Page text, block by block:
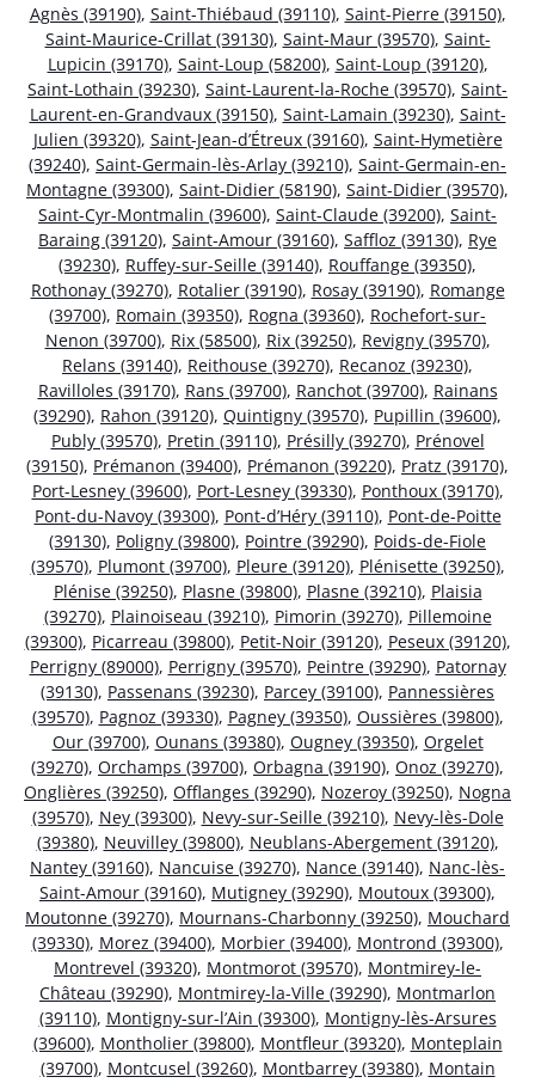
Agnès (39190), Saint-Thiébaud (39110), Saint-Pierre (39150),
Saint-Maurice-Crillat (39130), Saint-Maur (39570), Saint-
Lupicin (39170), Saint-Loup (58200), Saint-Loup (39120),
Saint-Lothain (39230), Saint-Laurent-la-Roche (39570), Saint-
Laurent-en-Grandvaux (39150), Saint-Lamain (39230), Saint-
Julien (39320), Saint-Jean-d’Étreux (39160), Saint-Hymetière
(39240), Saint-Germain-lès-Arlay (39210), Saint-Germain-en-
Montagne (39300), Saint-Didier (58190), Saint-Didier (39570),
Saint-Cyr-Montmalin (39600), Saint-Claude (39200), Saint-
Baraing (39120), Saint-Amour (39160), Saffloz (39130), Rye
(39230), Ruffey-sur-Seille (39140), Rouffange (39350),
Rothonay (39270), Rotalier (39190), Rosay (39190), Romange
(39700), Romain (39350), Rogna (39360), Rochefort-sur-
Nenon (39700), Rix (58500), Rix (39250), Revigny (39570),
Relans (39140), Reithouse (39270), Recanoz (39230),
Ravilloles (39170), Rans (39700), Ranchot (39700), Rainans
(39290), Rahon (39120), Quintigny (39570), Pupillin (39600),
Publy (39570), Pretin (39110), Présilly (39270), Prénovel
(39150), Prémanon (39400), Prémanon (39220), Pratz (39170),
Port-Lesney (39600), Port-Lesney (39330), Ponthoux (39170),
Pont-du-Navoy (39300), Pont-d’Héry (39110), Pont-de-Poitte
(39130), Poligny (39800), Pointre (39290), Poids-de-Fiole
(39570), Plumont (39700), Pleure (39120), Plénisette (39250),
Plénise (39250), Plasne (39800), Plasne (39210), Plaisia
(39270), Plainoiseau (39210), Pimorin (39270), Pillemoine
(39300), Picarreau (39800), Petit-Noir (39120), Peseux (39120),
Perrigny (89000), Perrigny (39570), Peintre (39290), Patornay
(39130), Passenans (39230), Parcey (39100), Pannessières
(39570), Pagnoz (39330), Pagney (39350), Oussières (39800),
Our (39700), Ounans (39380), Ougney (39350), Orgelet
(39270), Orchamps (39700), Orbagna (39190), Onoz (39270),
Onglières (39250), Offlanges (39290), Nozeroy (39250), Nogna
(39570), Ney (39300), Nevy-sur-Seille (39210), Nevy-lès-Dole
(39380), Neuvilley (39800), Neublans-Abergement (39120),
Nantey (39160), Nancuise (39270), Nance (39140), Nanc-lès-
Saint-Amour (39160), Mutigney (39290), Moutoux (39300),
Moutonne (39270), Mournans-Charbonny (39250), Mouchard
(39330), Morez (39400), Morbier (39400), Montrond (39300),
Montrevel (39320), Montmorot (39570), Montmirey-le-
Château (39290), Montmirey-la-Ville (39290), Montmarlon
(39110), Montigny-sur-l’Ain (39300), Montigny-lès-Arsures
(39600), Montholier (39800), Montfleur (39320), Monteplain
(39700), Montcusel (39260), Montbarrey (39380), Montain